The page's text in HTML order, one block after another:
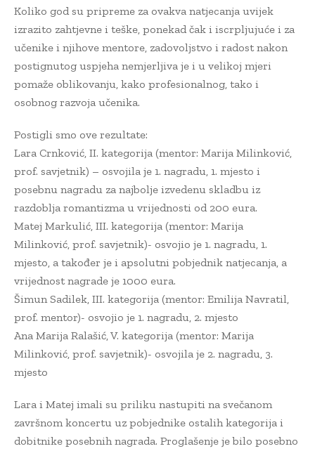
Koliko god su pripreme za ovakva natjecanja uvijek
izrazito zahtjevne i teške, ponekad čak i iscrpljujuće i za
učenike i njihove mentore, zadovoljstvo i radost nakon
postignutog uspjeha nemjerljiva je i u velikoj mjeri
pomaže oblikovanju, kako profesionalnog, tako i
osobnog razvoja učenika.
Postigli smo ove rezultate:
Lara Crnković, II. kategorija (mentor: Marija Milinković,
prof. savjetnik) – osvojila je 1. nagradu, 1. mjesto i
posebnu nagradu za najbolje izvedenu skladbu iz
razdoblja romantizma u vrijednosti od 200 eura.
Matej Markulić, III. kategorija (mentor: Marija
Milinković, prof. savjetnik)- osvojio je 1. nagradu, 1.
mjesto, a također je i apsolutni pobjednik natjecanja, a
vrijednost nagrade je 1000 eura.
Šimun Sadilek, III. kategorija (mentor: Emilija Navratil,
prof. mentor)- osvojio je 1. nagradu, 2. mjesto
Ana Marija Ralašić, V. kategorija (mentor: Marija
Milinković, prof. savjetnik)- osvojila je 2. nagradu, 3.
mjesto
Lara i Matej imali su priliku nastupiti na svečanom
završnom koncertu uz pobjednike ostalih kategorija i
dobitnike posebnih nagrada. Proglašenje je bilo posebno